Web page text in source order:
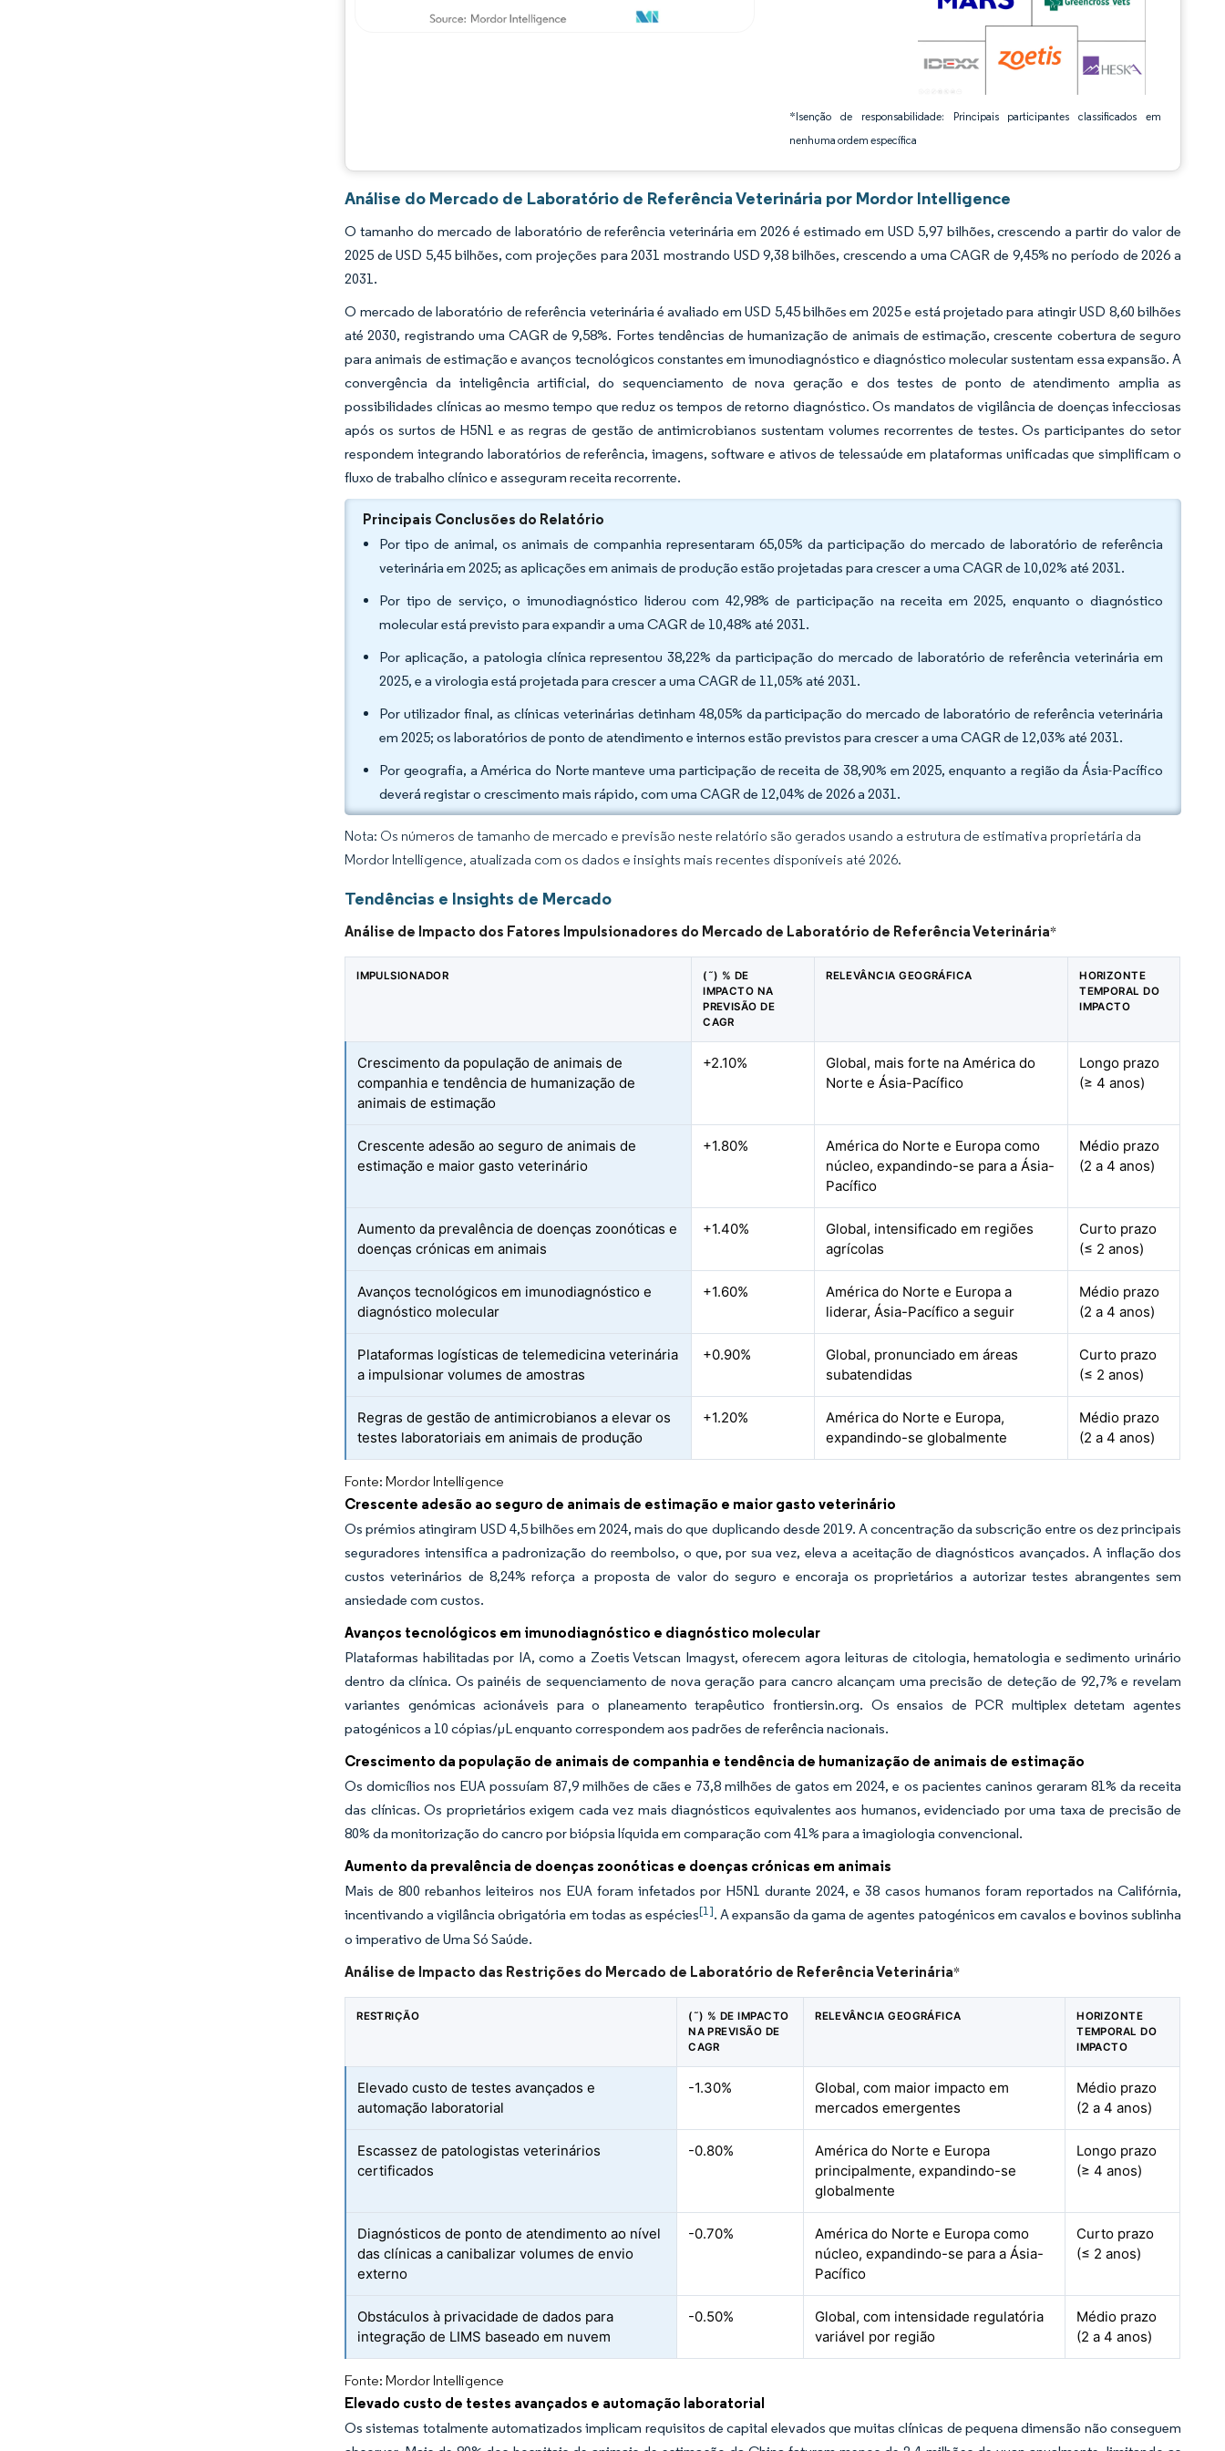
*Isenção de responsabilidade: Principais participantes classificados em
nenhuma ordem específica
Análise do Mercado de Laboratório de Referência Veterinária por Mordor Intelligence
O tamanho do mercado de laboratório de referência veterinária em 2026 é estimado em USD 5,97 bilhões, crescendo a partir do valor de
2025 de USD 5,45 bilhões, com projeções para 2031 mostrando USD 9,38 bilhões, crescendo a uma CAGR de 9,45% no período de 2026 a
2031.
O mercado de laboratório de referência veterinária é avaliado em USD 5,45 bilhões em 2025 e está projetado para atingir USD 8,60 bilhões
até 2030, registrando uma CAGR de 9,58%. Fortes tendências de humanização de animais de estimação, crescente cobertura de seguro
para animais de estimação e avanços tecnológicos constantes em imunodiagnóstico e diagnóstico molecular sustentam essa expansão. A
convergência da inteligência artificial, do sequenciamento de nova geração e dos testes de ponto de atendimento amplia as
possibilidades clínicas ao mesmo tempo que reduz os tempos de retorno diagnóstico. Os mandatos de vigilância de doenças infecciosas
após os surtos de H5N1 e as regras de gestão de antimicrobianos sustentam volumes recorrentes de testes. Os participantes do setor
respondem integrando laboratórios de referência, imagens, software e ativos de telessaúde em plataformas unificadas que simplificam o
fluxo de trabalho clínico e asseguram receita recorrente.
Principais Conclusões do Relatório
Por tipo de animal, os animais de companhia representaram 65,05% da participação do mercado de laboratório de referência
veterinária em 2025; as aplicações em animais de produção estão projetadas para crescer a uma CAGR de 10,02% até 2031.
Por tipo de serviço, o imunodiagnóstico liderou com 42,98% de participação na receita em 2025, enquanto o diagnóstico
molecular está previsto para expandir a uma CAGR de 10,48% até 2031.
Por aplicação, a patologia clínica representou 38,22% da participação do mercado de laboratório de referência veterinária em
2025, e a virologia está projetada para crescer a uma CAGR de 11,05% até 2031.
Por utilizador final, as clínicas veterinárias detinham 48,05% da participação do mercado de laboratório de referência veterinária
em 2025; os laboratórios de ponto de atendimento e internos estão previstos para crescer a uma CAGR de 12,03% até 2031.
Por geografia, a América do Norte manteve uma participação de receita de 38,90% em 2025, enquanto a região da Ásia-Pacífico
deverá registar o crescimento mais rápido, com uma CAGR de 12,04% de 2026 a 2031.
Nota: Os números de tamanho de mercado e previsão neste relatório são gerados usando a estrutura de estimativa proprietária da
Mordor Intelligence, atualizada com os dados e insights mais recentes disponíveis até 2026.
Tendências e Insights de Mercado
Análise de Impacto dos Fatores Impulsionadores do Mercado de Laboratório de Referência Veterinária*
IMPULSIONADOR
(˜) % DE
IMPACTO NA
PREVISÃO DE
CAGR
RELEVÂNCIA GEOGRÁFICA
HORIZONTE
TEMPORAL DO
IMPACTO
Crescimento da população de animais de
companhia e tendência de humanização de
animais de estimação
+2.10%
Global, mais forte na América do
Norte e Ásia-Pacífico
Longo prazo
(≥ 4 anos)
Crescente adesão ao seguro de animais de
estimação e maior gasto veterinário
+1.80%
América do Norte e Europa como
núcleo, expandindo-se para a Ásia-
Pacífico
Médio prazo
(2 a 4 anos)
Aumento da prevalência de doenças zoonóticas e
doenças crónicas em animais
+1.40%
Global, intensificado em regiões
agrícolas
Curto prazo
(≤ 2 anos)
Avanços tecnológicos em imunodiagnóstico e
diagnóstico molecular
+1.60%
América do Norte e Europa a
liderar, Ásia-Pacífico a seguir
Médio prazo
(2 a 4 anos)
Plataformas logísticas de telemedicina veterinária
a impulsionar volumes de amostras
+0.90%
Global, pronunciado em áreas
subatendidas
Curto prazo
(≤ 2 anos)
Regras de gestão de antimicrobianos a elevar os
testes laboratoriais em animais de produção
+1.20%
América do Norte e Europa,
expandindo-se globalmente
Médio prazo
(2 a 4 anos)
Fonte: Mordor Intelligence
Crescente adesão ao seguro de animais de estimação e maior gasto veterinário
Os prémios atingiram USD 4,5 bilhões em 2024, mais do que duplicando desde 2019. A concentração da subscrição entre os dez principais
seguradores intensifica a padronização do reembolso, o que, por sua vez, eleva a aceitação de diagnósticos avançados. A inflação dos
custos veterinários de 8,24% reforça a proposta de valor do seguro e encoraja os proprietários a autorizar testes abrangentes sem
ansiedade com custos.
Avanços tecnológicos em imunodiagnóstico e diagnóstico molecular
Plataformas habilitadas por IA, como a Zoetis Vetscan Imagyst, oferecem agora leituras de citologia, hematologia e sedimento urinário
dentro da clínica. Os painéis de sequenciamento de nova geração para cancro alcançam uma precisão de deteção de 92,7% e revelam
variantes genómicas acionáveis para o planeamento terapêutico frontiersin.org. Os ensaios de PCR multiplex detetam agentes
patogénicos a 10 cópias/µL enquanto correspondem aos padrões de referência nacionais.
Crescimento da população de animais de companhia e tendência de humanização de animais de estimação
Os domicílios nos EUA possuíam 87,9 milhões de cães e 73,8 milhões de gatos em 2024, e os pacientes caninos geraram 81% da receita
das clínicas. Os proprietários exigem cada vez mais diagnósticos equivalentes aos humanos, evidenciado por uma taxa de precisão de
80% da monitorização do cancro por biópsia líquida em comparação com 41% para a imagiologia convencional.
Aumento da prevalência de doenças zoonóticas e doenças crónicas em animais
Mais de 800 rebanhos leiteiros nos EUA foram infetados por H5N1 durante 2024, e 38 casos humanos foram reportados na Califórnia,
incentivando a vigilância obrigatória em todas as espécies[1]. A expansão da gama de agentes patogénicos em cavalos e bovinos sublinha
o imperativo de Uma Só Saúde.
Análise de Impacto das Restrições do Mercado de Laboratório de Referência Veterinária*
RESTRIÇÃO
(˜) % DE IMPACTO
NA PREVISÃO DE
CAGR
RELEVÂNCIA GEOGRÁFICA
HORIZONTE
TEMPORAL DO
IMPACTO
Elevado custo de testes avançados e
automação laboratorial
-1.30%
Global, com maior impacto em
mercados emergentes
Médio prazo
(2 a 4 anos)
Escassez de patologistas veterinários
certificados
-0.80%
América do Norte e Europa
principalmente, expandindo-se
globalmente
Longo prazo
(≥ 4 anos)
Diagnósticos de ponto de atendimento ao nível
das clínicas a canibalizar volumes de envio
externo
-0.70%
América do Norte e Europa como
núcleo, expandindo-se para a Ásia-
Pacífico
Curto prazo
(≤ 2 anos)
Obstáculos à privacidade de dados para
integração de LIMS baseado em nuvem
-0.50%
Global, com intensidade regulatória
variável por região
Médio prazo
(2 a 4 anos)
Fonte: Mordor Intelligence
Elevado custo de testes avançados e automação laboratorial
Os sistemas totalmente automatizados implicam requisitos de capital elevados que muitas clínicas de pequena dimensão não conseguem